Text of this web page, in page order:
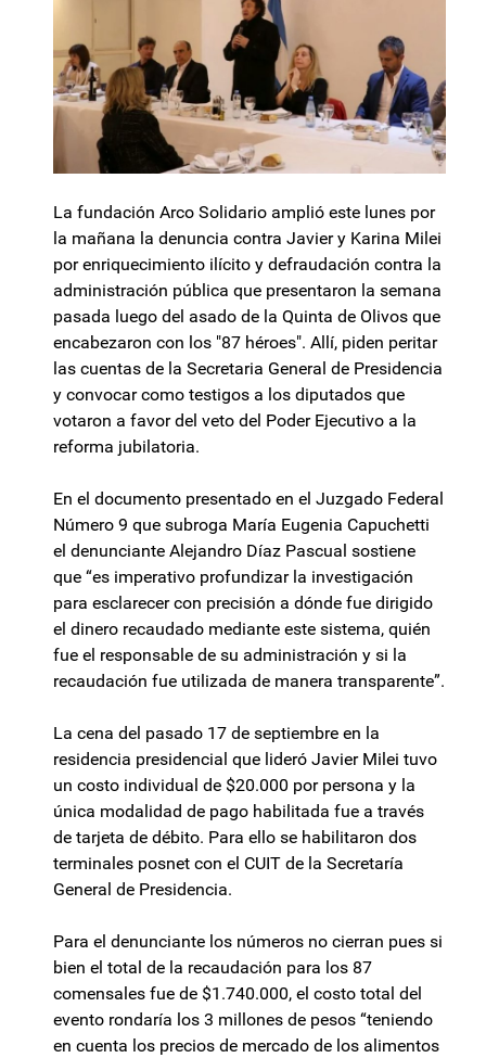
La fundación Arco Solidario amplió este lunes por
la mañana la denuncia contra Javier y Karina Milei
por enriquecimiento ilícito y defraudación contra la
administración pública que presentaron la semana
pasada luego del asado de la Quinta de Olivos que
encabezaron con los "87 héroes". Allí, piden peritar
las cuentas de la Secretaria General de Presidencia
y convocar como testigos a los diputados que
votaron a favor del veto del Poder Ejecutivo a la
reforma jubilatoria.
En el documento presentado en el Juzgado Federal
Número 9 que subroga María Eugenia Capuchetti
el denunciante Alejandro Díaz Pascual sostiene
que “es imperativo profundizar la investigación
para esclarecer con precisión a dónde fue dirigido
el dinero recaudado mediante este sistema, quién
fue el responsable de su administración y si la
recaudación fue utilizada de manera transparente”.
La cena del pasado 17 de septiembre en la
residencia presidencial que lideró Javier Milei tuvo
un costo individual de $20.000 por persona y la
única modalidad de pago habilitada fue a través
de tarjeta de débito. Para ello se habilitaron dos
terminales posnet con el CUIT de la Secretaría
General de Presidencia.
Para el denunciante los números no cierran pues si
bien el total de la recaudación para los 87
comensales fue de $1.740.000, el costo total del
evento rondaría los 3 millones de pesos “teniendo
en cuenta los precios de mercado de los alimentos